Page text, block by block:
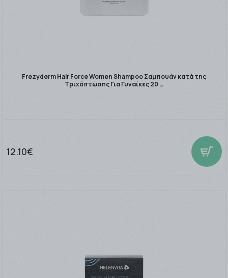
Frezyderm Hair Force Women Shampoo Σαμπουάν κατά της
Τριχόπτωσης Για Γυναίκες 20 …
12.10€